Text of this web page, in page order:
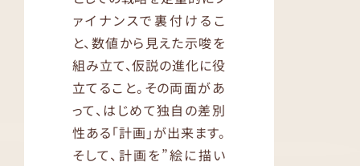
ァイナンスで裏付けるこ
と、数値から見えた示唆を
組み立て、仮説の進化に役
立てること。その両面があ
って、はじめて独自の差別
性ある「計画」が出来ます。
そして、計画を”絵に描い